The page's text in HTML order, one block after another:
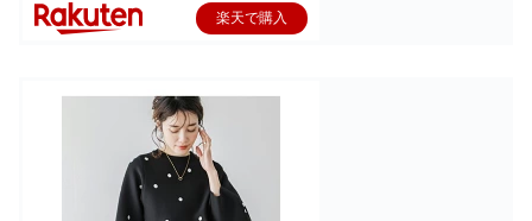
楽天で購入